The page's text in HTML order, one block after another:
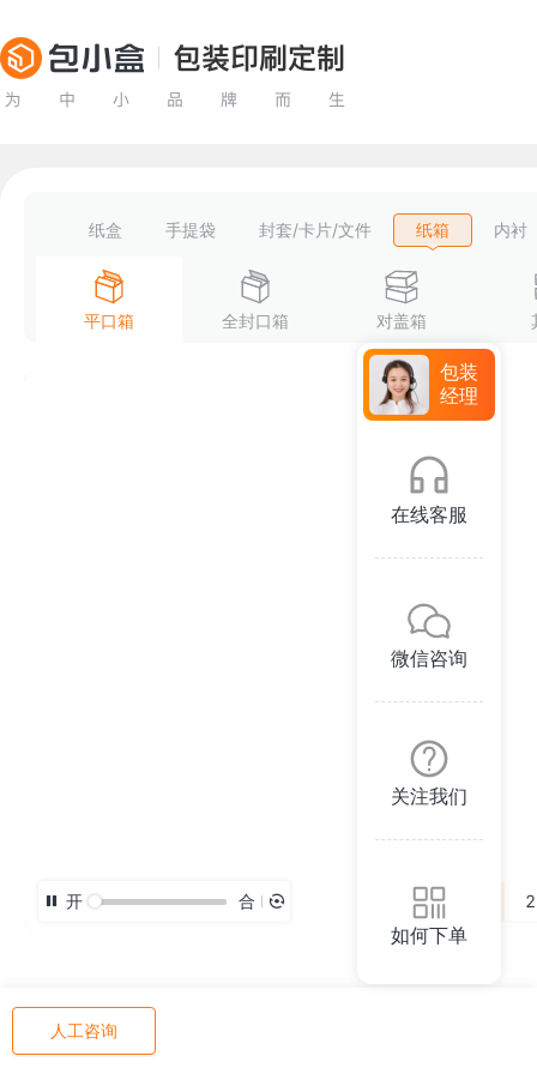
纸盒 手提袋 封套/卡片/文件 纸箱 内衬
平口箱 全封口箱 对盖箱
开 合
人工咨询
包装
经理
在线客服
微信咨询
关注我们
如何下单